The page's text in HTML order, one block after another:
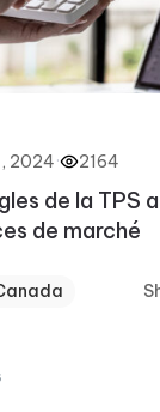
2024· 2164
de la TPS
de marché